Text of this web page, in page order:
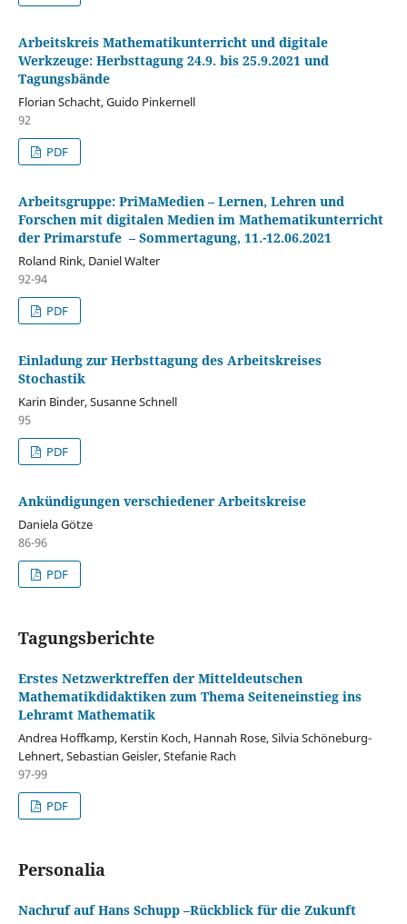
Arbeitskreis Mathematikunterricht und digitale
Werkzeuge: Herbsttagung 24.9. bis 25.9.2021 und
Tagungsbände
Florian Schacht, Guido Pinkernell
92
PDF
Arbeitsgruppe: PriMaMedien – Lernen, Lehren und
Forschen mit digitalen Medien im Mathematikunterricht
der Primarstufe – Sommertagung, 11.-12.06.2021
Roland Rink, Daniel Walter
92-94
PDF
Einladung zur Herbsttagung des Arbeitskreises
Stochastik
Karin Binder, Susanne Schnell
95
PDF
Ankündigungen verschiedener Arbeitskreise
Daniela Götze
86-96
PDF
Tagungsberichte
Erstes Netzwerktreffen der Mitteldeutschen
Mathematikdidaktiken zum Thema Seiteneinstieg ins
Lehramt Mathematik
Andrea Hoffkamp, Kerstin Koch, Hannah Rose, Silvia Schöneburg-
Lehnert, Sebastian Geisler, Stefanie Rach
97-99
PDF
Personalia
Nachruf auf Hans Schupp –Rückblick für die Zukunft